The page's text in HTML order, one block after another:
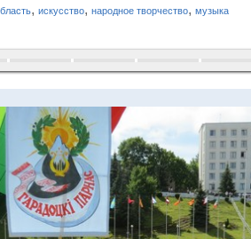
, искусство, народное творчество, музыка